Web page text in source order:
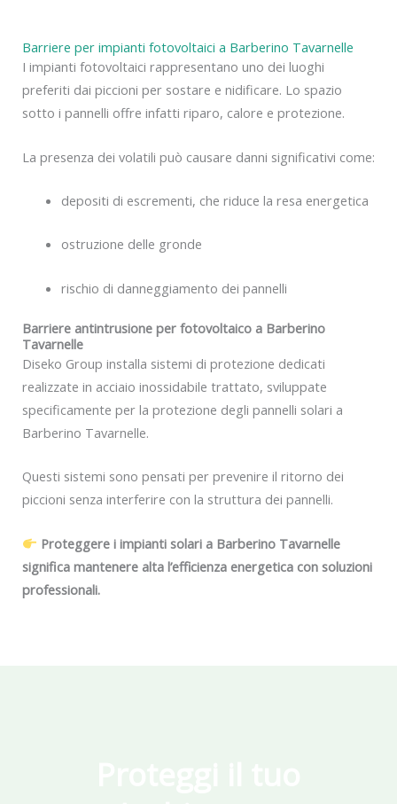
Barriere per impianti fotovoltaici a Barberino Tavarnelle
I impianti fotovoltaici rappresentano uno dei luoghi
preferiti dai piccioni per sostare e nidificare. Lo spazio
sotto i pannelli offre infatti riparo, calore e protezione.
La presenza dei volatili può causare danni significativi come:
depositi di escrementi, che riduce la resa energetica
ostruzione delle gronde
rischio di danneggiamento dei pannelli
Barriere antintrusione per fotovoltaico a Barberino
Tavarnelle
Diseko Group installa sistemi di protezione dedicati
realizzate in acciaio inossidabile trattato, sviluppate
specificamente per la protezione degli pannelli solari a
Barberino Tavarnelle.
Questi sistemi sono pensati per prevenire il ritorno dei
piccioni senza interferire con la struttura dei pannelli.
Proteggere i impianti solari a Barberino Tavarnelle
significa mantenere alta l’efficienza energetica con soluzioni
professionali.